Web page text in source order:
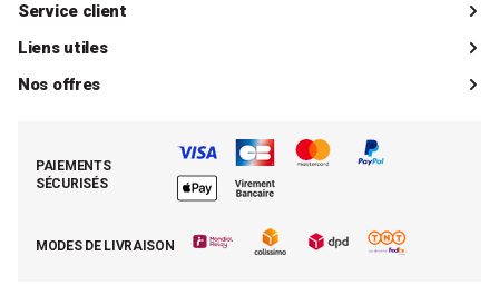
Qui sommes-nous ?
Catalogue
La boutique de Saint-Marcellin
La presse parle de Mathon
Service client
Livraisons
Paiements
Demande de rétractation
Liens utiles
Mon compte client
Retrouver (ou activer) mon compte client
Nos offres
Nos best-sellers pâtisserie
Moins cher par lot
PAIEMENTS
SÉCURISÉS
MODES DE LIVRAISON